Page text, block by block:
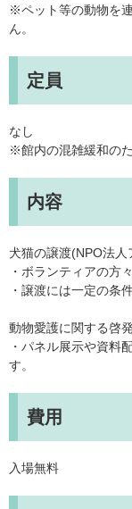
※ペット等の動物を
ん。
定員
なし
※館内の混雑緩和の
内容
犬猫の譲渡(NPO法
・ボランティアの方
・譲渡には一定の条
動物愛護に関する啓
・パネル展示や資料
す。
費用
入場無料